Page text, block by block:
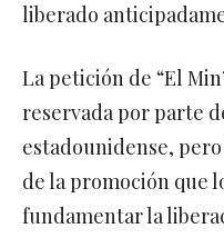
liberado
La petición de “El
reservada por parte
estadounidense,
de la promoción que
fundamentar la